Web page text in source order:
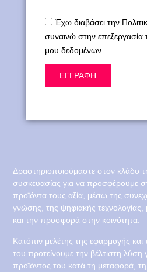
Έχω διαβάσει την
συναινώ στην
μου δεδομένων.
ΕΓΓΡΑΦΗ
Δραστηριοποιούμαστε στον κλάδο
συσκευασίας για να προσφέρουμε
προϊόντα τους αξία, μέσω της
γνώσης, της ψηφιακής
και την προσφορά στην κοινότητα.
Κατόπιν μελέτης της εφαρμογής
του προτείνουμε την βέλτιστη λύση
προϊόντος του κατά τη μεταφορά, τη